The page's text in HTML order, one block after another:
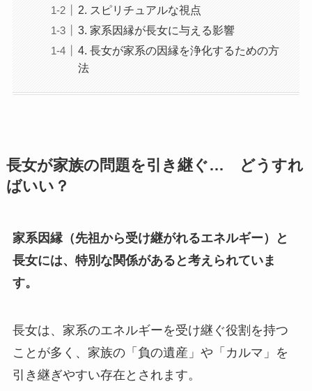
2. スピリチュアルな視点
3. 家系因縁が長女に与える影響
4. 長女が家系の因縁を浄化するための方
法
長女が家族の問題を引き継ぐ… どうすれ
ばいい？
家系因縁（先祖から受け継がれるエネルギー）と
長女には、特別な関係があると考えられていま
す。
長女は、家系のエネルギーを受け継ぐ役割を持つ
ことが多く、家族の「負の遺産」や「カルマ」を
引き継ぎやすい存在とされます。